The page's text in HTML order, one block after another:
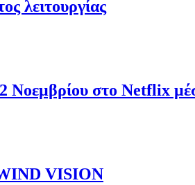
λειτουργίας
2 Νοεμβρίου στο Netflix
VISION